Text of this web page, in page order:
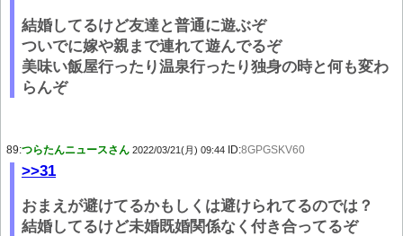
結婚してるけど友達と普通に遊ぶぞ
ついでに嫁や親まで連れて遊んでるぞ
美味い飯屋行ったり温泉行ったり独身の時と何も変わ
らんぞ
89:つらたんニュースさん 2022/03/21(月) 09:44 ID:8GPGSKV60
>>31
おまえが避けてるかもしくは避けられてるのでは？
結婚してるけど未婚既婚関係なく付き合ってるぞ